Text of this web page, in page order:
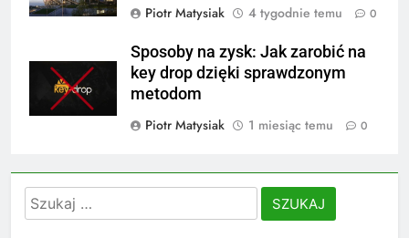
Piotr Matysiak
4 tygodnie temu 0
Sposoby na zysk: Jak zarobić na
key drop dzięki sprawdzonym
metodom
Piotr Matysiak
1 miesiąc temu 0
Szukaj: